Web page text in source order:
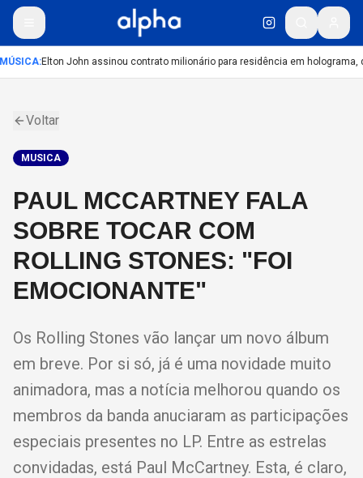
:Elton John assinou contrato milionário para residência em holograma,
Voltar
MUSICA
PAUL MCCARTNEY FALA
SOBRE TOCAR COM
ROLLING STONES: "FOI
EMOCIONANTE"
Os Rolling Stones vão lançar um novo álbum
em breve. Por si só, já é uma novidade muito
animadora, mas a notícia melhorou quando os
membros da banda anuciaram as participações
especiais presentes no LP. Entre as estrelas
convidadas, está Paul McCartney. Esta, é claro,